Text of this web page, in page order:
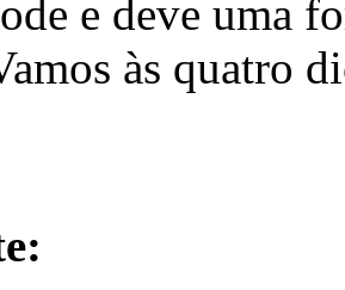
e deve uma
às quatro